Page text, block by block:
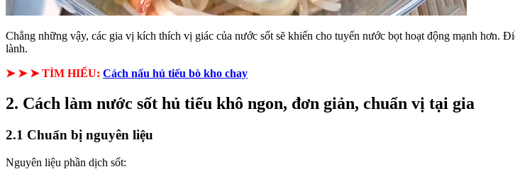
Chẳng những vậy, các gia vị kích thích vị giác của nước sốt sẽ khiến cho tuyến nước bọt hoạt động mạnh hơn.
lành.
➤ ➤ ➤ TÌM HIỂU: Cách nấu hủ tiếu bò kho chay
2. Cách làm nước sốt hủ tiếu khô ngon, đơn giản, chuẩn vị tại gia
2.1 Chuẩn bị nguyên liệu
Nguyên liệu phần dịch sốt: